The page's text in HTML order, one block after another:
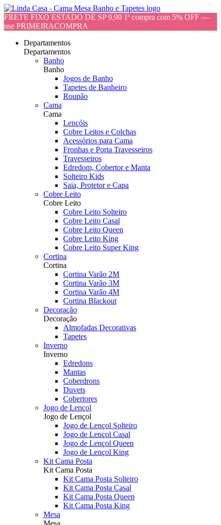
FRETE FIXO ESTADO DE SP 9,90 1ª compra com 5% OFF —
use PRIMEIRACOMPRA
Departamentos
Departamentos
Banho
Banho
Jogos de Banho
Tapetes de Banheiro
Roupão
Cama
Cama
Lençóis
Cobre Leitos e Colchas
Acessórios para Cama
Fronhas e Porta Travesseiros
Travesseiros
Edredom, Cobertor e Manta
Solteiro Kids
Saia, Protetor e Capa
Cobre Leito
Cobre Leito
Cobre Leito Solteiro
Cobre Leito Casal
Cobre Leito Queen
Cobre Leito King
Cobre Leito Super King
Cortina
Cortina
Cortina Varão 2M
Cortina Varão 3M
Cortina Varão 4M
Cortina Blackout
Decoração
Decoração
Almofadas Decorativas
Tapetes
Inverno
Inverno
Edredons
Mantas
Coberdrons
Duvets
Cobertores
Jogo de Lençol
Jogo de Lençol
Jogo de Lençol Solteiro
Jogo de Lençol Casal
Jogo de Lençol Queen
Jogo de Lençol King
Kit Cama Posta
Kit Cama Posta
Kit Cama Posta Solteiro
Kit Cama Posta Casal
Kit Cama Posta Queen
Kit Cama Posta King
Mesa
Mesa